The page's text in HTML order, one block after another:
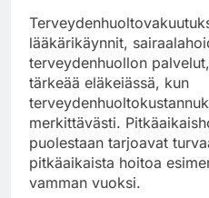
lääkärikäynnit,
terveydenhuollon
tärkeää eläkeiässä, kun
merkittävästi.
puolestaan tarjoavat
pitkäaikaista hoitoa
vamman vuoksi.